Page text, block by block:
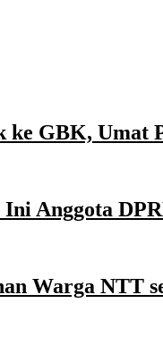
ke GBK, Umat
Anggota
Warga NTT